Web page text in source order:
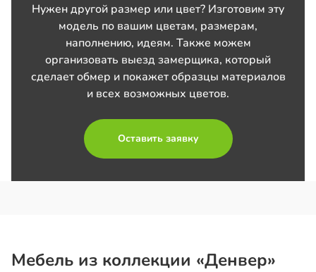
Нужен другой размер или цвет? Изготовим эту
модель по вашим цветам, размерам,
наполнению, идеям. Также можем
организовать выезд замерщика, который
сделает обмер и покажет образцы материалов
и всех возможных цветов.
Оставить заявку
Мебель из коллекции «Денвер»